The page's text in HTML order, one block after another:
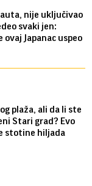
nije uključivao
svaki jen:
Japanac uspeo
plaža, ali da li ste
Stari grad? Evo
stotine hiljada